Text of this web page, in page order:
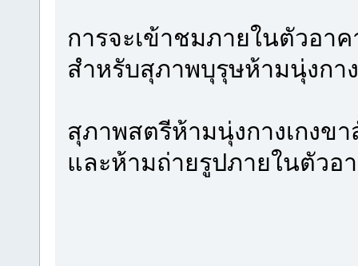
การจะเข้าชมภายในตัวอา
สำหรับสุภาพบุรุษห้ามนุ่งกา
สุภาพสตรีห้ามนุ่งกางเกงข
และห้ามถ่ายรูปภายในตัวอ